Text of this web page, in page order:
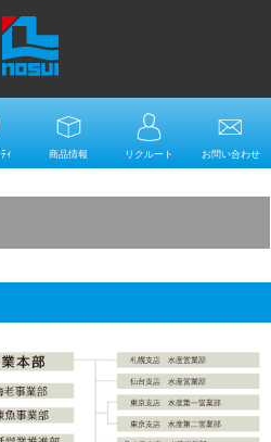
ｨ 商品情報 リクルート お問い合わせ